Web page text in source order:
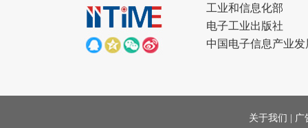
工业和信息化部
电子工业出版社
中国电子信息产业
关于我们 广